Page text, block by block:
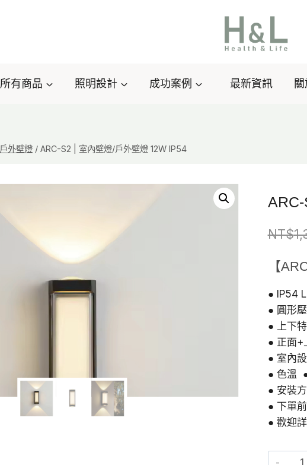
所有商品 照明設計 成功案例 最新資訊
戶外壁燈 / ARC-S2 | 室內壁燈/戶外壁燈 12W IP54
NT$
【
● IP54
● 圓形
● 上下
● 正面+
● 室內
● 色溫
● 安裝
● 下單
● 歡迎